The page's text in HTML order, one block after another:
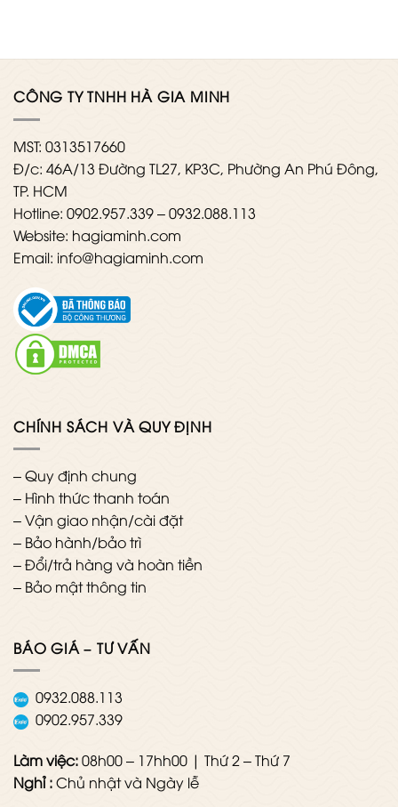
CÔNG TY TNHH HÀ GIA MINH
MST: 0313517660
Đ/c: 46A/13 Đường TL27, KP3C, Phường An Phú Đông,
TP. HCM
Hotline: 0902.957.339 – 0932.088.113
Website: hagiaminh.com
Email: info@hagiaminh.com
CHÍNH SÁCH VÀ QUY ĐỊNH
–Quy định chung
– Hình thức thanh toán
–Vận giao nhận/cài đặt
– Bảo hành/bảo trì
–Đổi/trả hàng và hoàn tiền
– Bảo mật thông tin
BÁO GIÁ – TƯ VẤN
0932.088.113
0902.957.339
Làm việc:08h00 – 17hh00 | Thứ 2 – Thứ 7
Nghỉ :Chủ nhật và Ngày lễ